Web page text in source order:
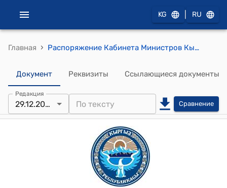
KG RU
Главная › Распоряжение Кабинета Министров Кыргызской Республики от 25 января 2023 года №27-р (Об одобрении заключения Кабинета Министров Кыргызской Республики к Конвенции о международном порядке взыскания алиментов на детей и других форм содержания семьи, принятой в Гааге 23 ноября 2007 года)
Документ Реквизиты Ссылающиеся документы
Редакция
29.12.2025 Сравнение